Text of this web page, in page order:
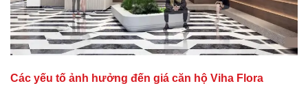
Các yếu tố ảnh hưởng đến giá căn hộ Viha Flora